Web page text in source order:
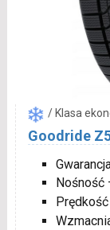
/ Klasa
Goodride
Nośność